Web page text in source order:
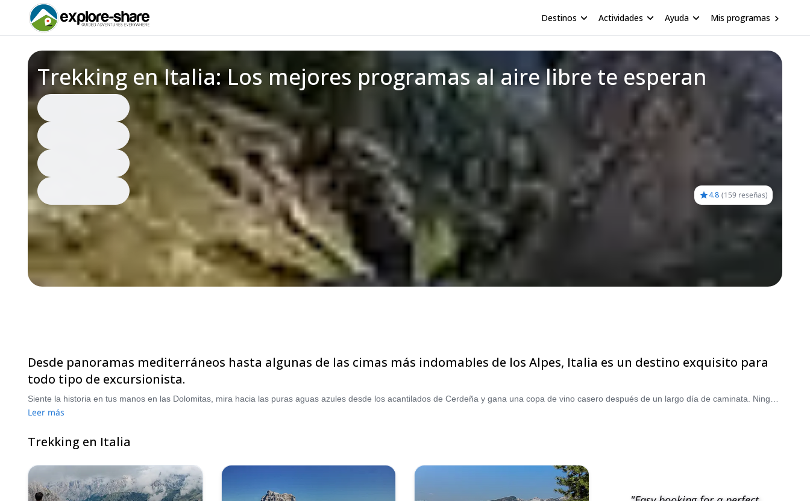
Destinos Actividades Ayuda Mis programas
Trekking en Italia: Los mejores programas al aire libre te esperan
4.8 (159 reseñas)
Desde panoramas mediterráneos hasta algunas de las cimas más indomables de los Alpes, Italia es un destino exquisito para
todo tipo de excursionista.
Leer más
Trekking en Italia